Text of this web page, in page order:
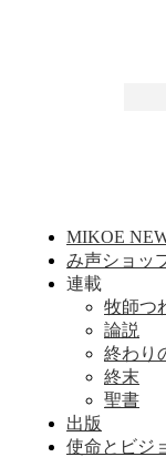
MIKOE
み声ショッ
連載
牧師つ
論説
終わり
終末
聖書
出版
使命とビジ